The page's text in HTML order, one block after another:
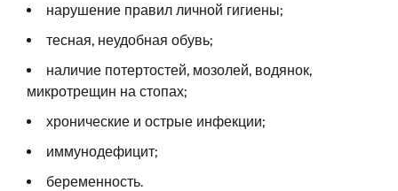
нарушение правил личной гигиены;
тесная, неудобная обувь;
наличие потертостей, мозолей, водянок,
микротрещин на стопах;
хронические и острые инфекции;
иммунодефицит;
беременность.